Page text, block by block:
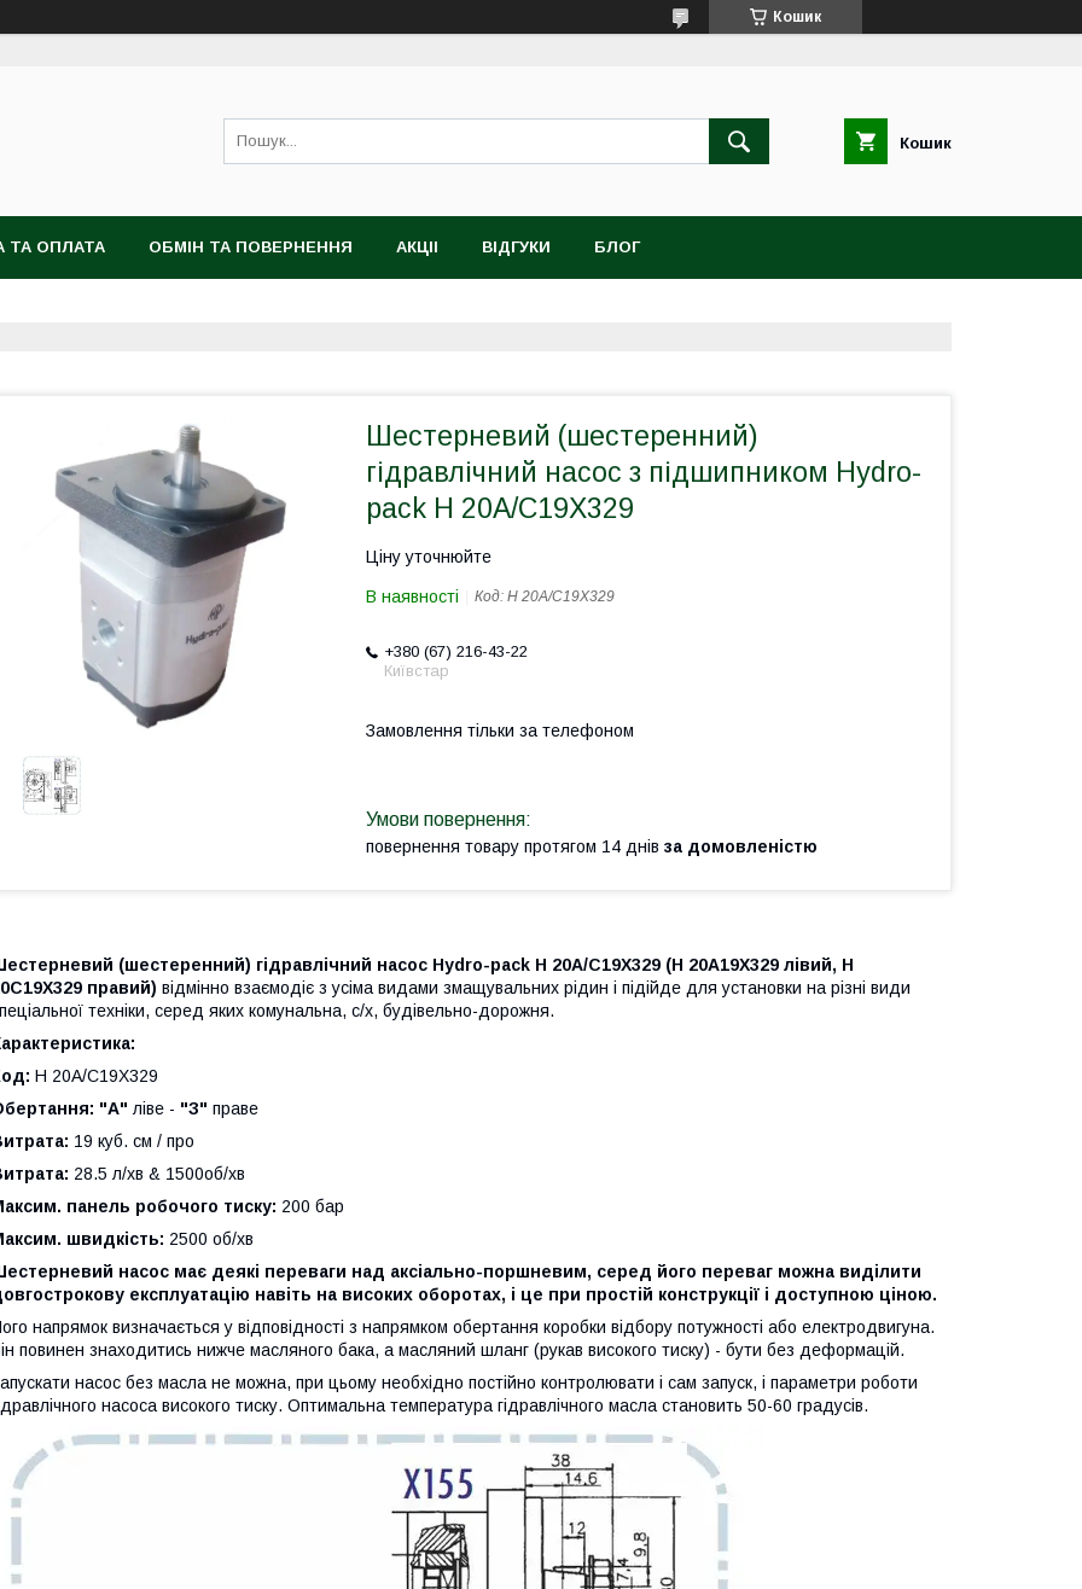
Кошик
Кошик
ТА ОПЛАТА ОБМІН ТА ПОВЕРНЕННЯ АКЦІІ ВІДГУКИ БЛОГ
Шестерневий (шестеренний)
гідравлічний насос з підшипником Hydro-
pack H 20A/C19X329
Ціну уточнюйте
В наявності Код: H 20A/C19X329
+380 (67) 216-43-22
Київстар
Замовлення тільки за телефоном
повернення товару протягом 14 днів за домовленістю
(шестеренний) гідравлічний насос Hydro-pack H 20A/C19X329 (H 20A19X329 лівий, H
правий) відмінно взаємодіє з усіма видами змащувальних рідин і підійде для установки на різні види
техніки, серед яких комунальна, с/х, будівельно-дорожня.
H 20A/C19X329
"А"ліве - "З" праве
19 куб. см / про
28.5 л/хв & 1500об/хв
панель робочого тиску: 200 бар
швидкість: 2500 об/хв
насос має деякі переваги над аксіально-поршневим, серед його переваг можна виділити
експлуатацію навіть на високих оборотах, і це при простій конструкції і доступною ціною.
напрямок визначається у відповідності з напрямком обертання коробки відбору потужності або електродвигуна.
повинен знаходитись нижче масляного бака, а масляний шланг (рукав високого тиску) - бути без деформацій.
насос без масла не можна, при цьому необхідно постійно контролювати і сам запуск, і параметри роботи
насоса високого тиску. Оптимальна температура гідравлічного масла становить 50-60 градусів.